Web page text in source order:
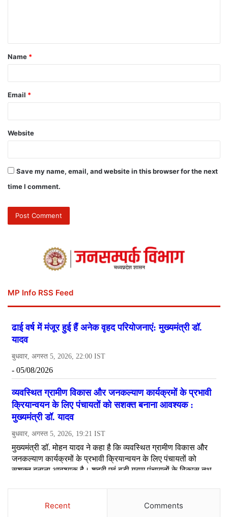
Name *
Email *
Website
Save my name, email, and website in this browser for the next
time I comment.
MP Info RSS Feed
Recent Comments